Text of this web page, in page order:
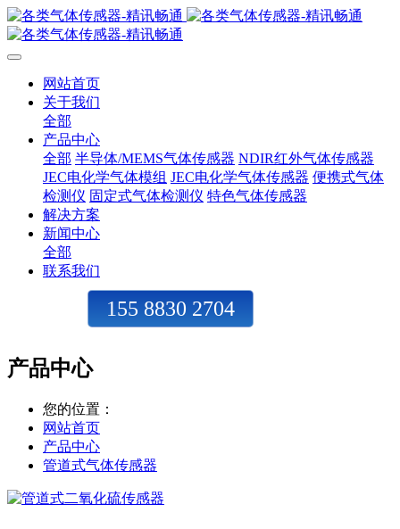
网站首页
关于我们
全部
产品中心
全部 半导体/MEMS气体传感器 NDIR红外气体传感器
JEC电化学气体模组 JEC电化学气体传感器 便携式气体
检测仪 固定式气体检测仪 特色气体传感器
解决方案
新闻中心
全部
联系我们
155 8830 2704
产品中心
您的位置：
网站首页
产品中心
管道式气体传感器